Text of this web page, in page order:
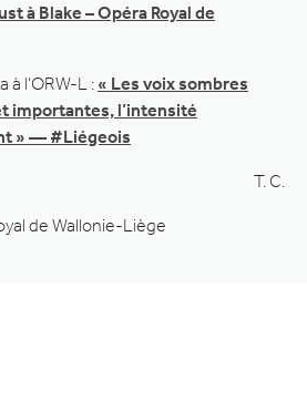
à Blake – Opéra Royal de
à l’ORW-L : « Les voix sombres
importantes, l’intensité
» — #Liégeois
T. C.
de Wallonie-Liège